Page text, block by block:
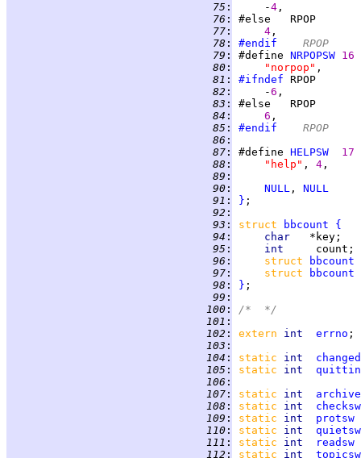
  75
:
     -
4
  76
:
  77
: 4
  78
: #endif
	RPOP
  79
: #define NRPOPSW 16
  80
: "norpop"
  81
: #ifndef
  82
:
     -
6
  83
:
  84
: 6
  85
: #endif
	RPOP
  86
:
  87
: #define HELPSW
17
  88
: "help" , 4
  89
:
  90
: NULL , NULL
  91
: }
  92
:
  93
: struct bbcount
{
  94
: char
  95
: int
  96
: struct
bbcount
  97
: struct
bbcount
  98
: }
  99
:
100 :
/*  */
101 :
102 : extern int errno
103 :
104 : static int changed
105 : static int
106 :
107 : static int
108 : static int checksw
109 : static int protsw
110 : static int quietsw
111 : static int readsw
112 : static int topicsw